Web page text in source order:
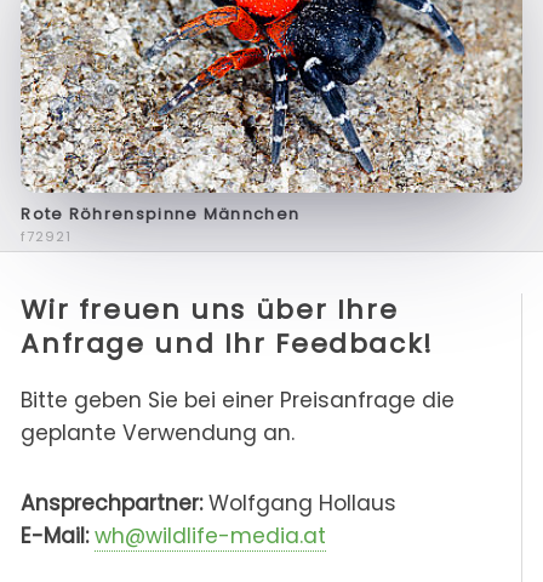
Rote Röhrenspinne Männchen
f72921
Wir freuen uns über Ihre
Anfrage und Ihr Feedback!
Bitte geben Sie bei einer Preisanfrage die
geplante Verwendung an.
Ansprechpartner:Wolfgang Hollaus
E-Mail: wh@wildlife-media.at